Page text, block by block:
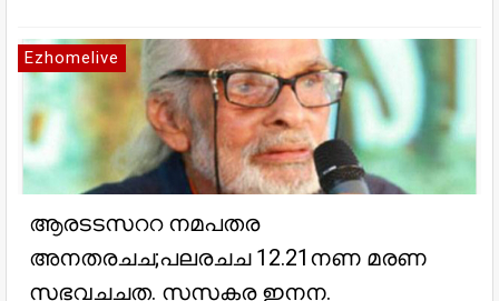
Ezhomelive
ആരടടസററ നമപതര
അനതരചച;പലരചച 12.21നണ മരണ
സഭവചചത. സസകര ഇനന.